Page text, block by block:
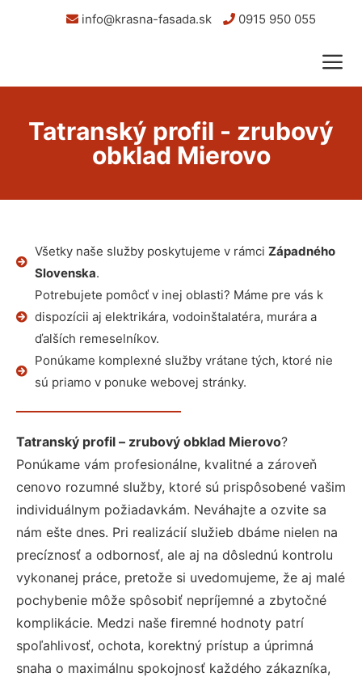
info@krasna-fasada.sk 0915 950 055
Tatranský profil - zrubový
obklad Mierovo
Všetky naše služby poskytujeme v rámci Západného
Slovenska.
Potrebujete pomôcť v inej oblasti? Máme pre vás k
dispozícii aj elektrikára, vodoinštalatéra, murára a
ďalších remeselníkov.
Ponúkame komplexné služby vrátane tých, ktoré nie
sú priamo v ponuke webovej stránky.
Tatranský profil – zrubový obklad Mierovo?
Ponúkame vám profesionálne, kvalitné a zároveň
cenovo rozumné služby, ktoré sú prispôsobené vašim
individuálnym požiadavkám. Neváhajte a ozvite sa
nám ešte dnes. Pri realizácií služieb dbáme nielen na
precíznosť a odbornosť, ale aj na dôslednú kontrolu
vykonanej práce, pretože si uvedomujeme, že aj malé
pochybenie môže spôsobiť nepríjemné a zbytočné
komplikácie. Medzi naše firemné hodnoty patrí
spoľahlivosť, ochota, korektný prístup a úprimná
snaha o maximálnu spokojnosť každého zákazníka,